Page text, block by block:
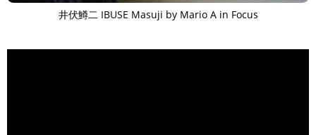
井伏鱒二 IBUSE Masuji by Mario A in Focus